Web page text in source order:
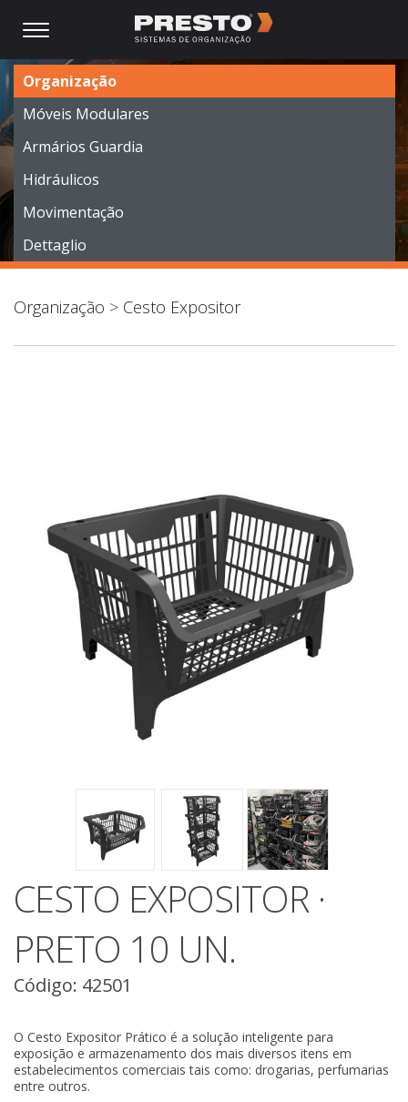
Organização
Móveis Modulares
Armários Guardia
Hidráulicos
Movimentação
Dettaglio
Organização > Cesto Expositor
CESTO EXPOSITOR ·
PRETO 10 UN.
Código: 42501
O Cesto Expositor Prático é a solução inteligente para
exposição e armazenamento dos mais diversos itens em
estabelecimentos comerciais tais como: drogarias, perfumarias
entre outros.